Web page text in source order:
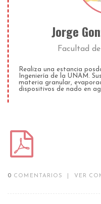
Jorge
Facultad
Realiza una estancia
Ingeniería de la UNAM.
materia granular,
dispositivos de nado en
0 COMENTARIOS VER